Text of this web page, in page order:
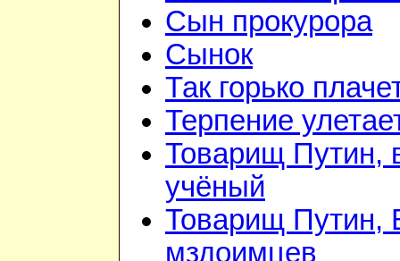
Сын прокурора
Сынок
Так горько
Терпение
Товарищ Путин,
учёный
Товарищ Путин,
мздоимцев